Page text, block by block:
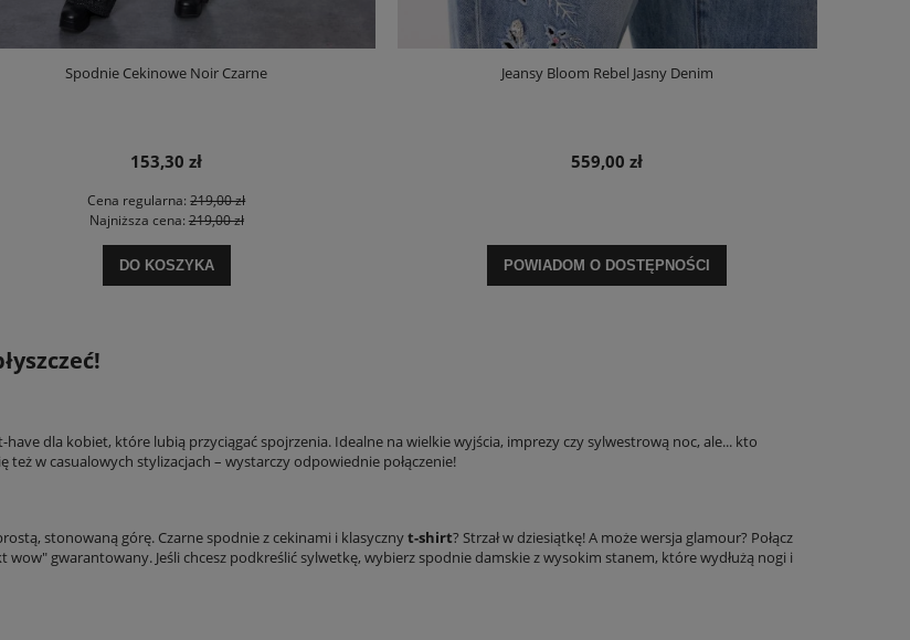
Spodnie Cekinowe Noir Czarne
153,30 zł
Cena regularna:219,00 zł
Najniższa cena:219,00 zł
DO KOSZYKA
Jeansy Bloom Rebel Jasny Denim
559,00 zł
POWIADOM O DOSTĘPNOŚCI
dla kobiet, które lubią przyciągać spojrzenia. Idealne na wielkie wyjścia, imprezy czy sylwestrową noc, ale... kto
też w casualowych stylizacjach – wystarczy odpowiednie połączenie!
stonowaną górę. Czarne spodnie z cekinami i klasycznyt-shirt? Strzał w dziesiątkę! A może wersja glamour? Połącz
wow" gwarantowany. Jeśli chcesz podkreślić sylwetkę, wybierz spodnie damskie z wysokim stanem, które wydłużą nogi i